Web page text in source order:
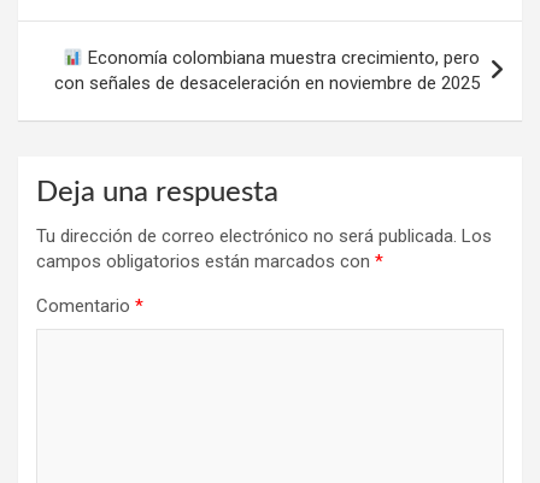
entradas
Economía colombiana muestra crecimiento, pero
con señales de desaceleración en noviembre de 2025
Deja una respuesta
Tu dirección de correo electrónico no será publicada. Los
campos obligatorios están marcados con *
Comentario *